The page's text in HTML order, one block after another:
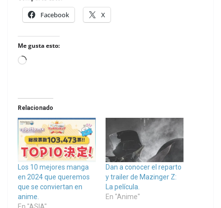
Facebook X
Me gusta esto:
Loading…
Relacionado
Los 10 mejores manga
en 2024 que queremos
que se conviertan en
anime.
Dan a conocer el reparto
y trailer de Mazinger Z:
La película.
En "Anime"